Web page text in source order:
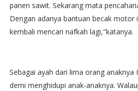
panen sawit. Sekarang mata
Dengan adanya bantuan becak motor
kembali mencari nafkah lagi,"katanya.
Sebagai ayah dari lima orang
demi menghidupi anak-anaknya.